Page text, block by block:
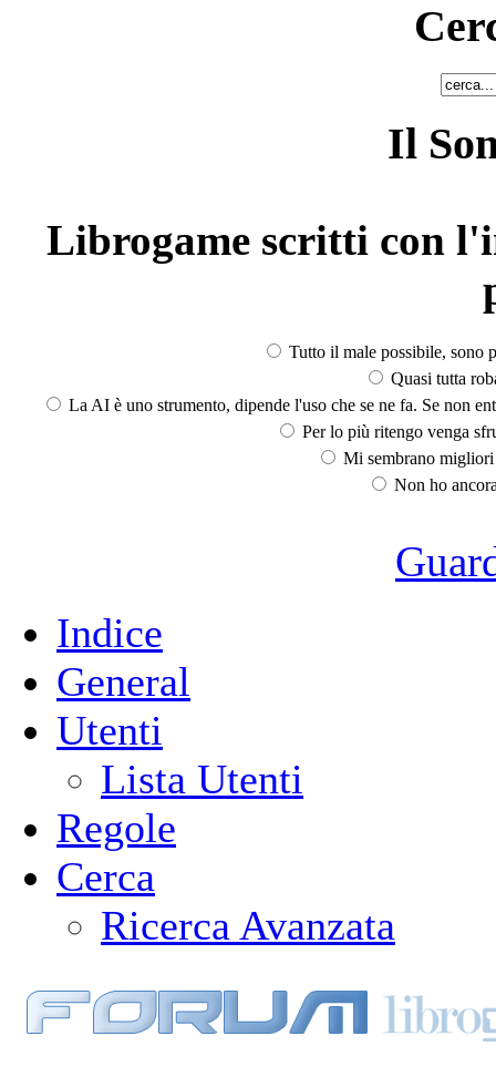
Il
Librogame scritti con
Tutto il male possibile, sono
Quasi tutta
La AI è uno strumento, dipende l'uso che se ne fa. Se non
Per lo più ritengo venga
Mi sembrano
Non ho
Indice
General
Utenti
Lista Utenti
Regole
Cerca
Ricerca Avanzata